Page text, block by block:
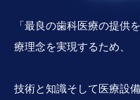
「最良の歯科医療の提供
療理念を実現するため、
技術と知識そして医療設